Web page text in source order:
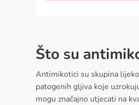
Što su
Antimikotici su skupina
patogenih gljiva koje
mogu značajno utjecati na